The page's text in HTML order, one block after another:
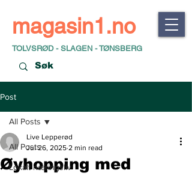
magasin1.no
TOLVSRØD - SLAGEN - TØNSBERG
Post
All Posts
Lokalt næringsliv
All Posts
Øyhopping med
Live Lepperød
Jul 26, 2025 2 min read